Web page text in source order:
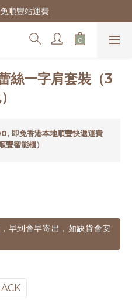
順豐站運費
絲一字肩套裝（3
即免香港本地順豐快遞運費
豐智能櫃）
早到會早寄出，如缺貨會安